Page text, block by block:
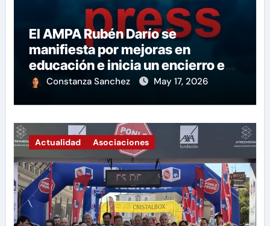
El AMPA Rubén Darío se
manifiesta por mejoras en
educación e inicia un encierro en
apoyo a la huelga.
Constanza Sanchez May 17, 2026
Actualidad Asociaciones